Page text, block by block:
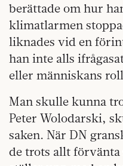
berättade om hur
klimatlarmen
liknades vid en
han inte alls
eller människans
Man skulle kunna
Peter Wolodarski,
saken. När DN
de trots allt förvänta